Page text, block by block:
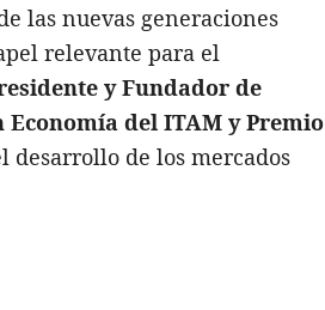
las nuevas generaciones
relevante para el
y Fundador de
del ITAM y Premio
desarrollo de los mercados